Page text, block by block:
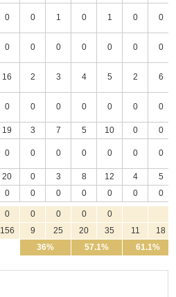
0 0 1 0 1 0 0
0 0 0 0 0 0 0
16 2 3 4 5 2 6
0 0 0 0 0 0 0
19 3 7 5 10 0 0
0 0 0 0 0 0 0
20 0 3 8 12 4
5
0 0 0 0 0 0 0
0 0 0 0
0
156 9 25 20 35 11
18
36%
57.1% 61.1%